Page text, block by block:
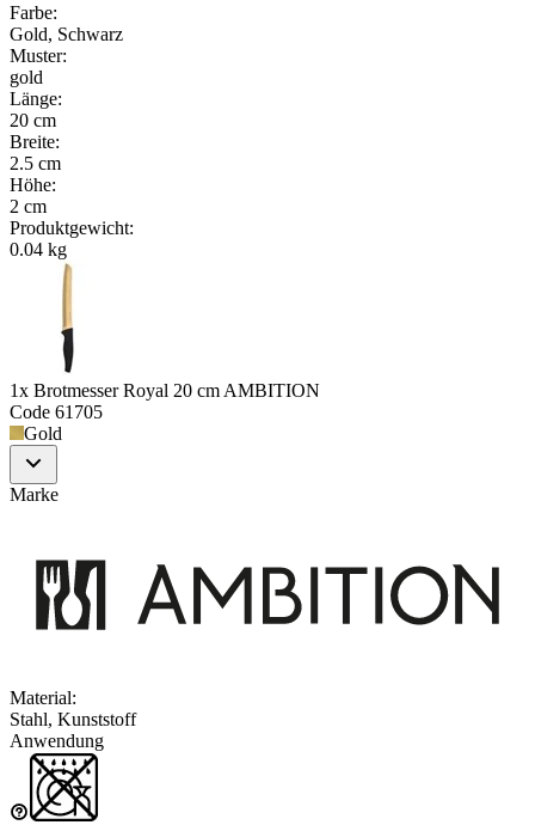
Farbe:
Gold, Schwarz
Muster:
gold
Länge:
20 cm
Breite:
2.5 cm
Höhe:
2 cm
Produktgewicht:
0.04 kg
1x Brotmesser Royal 20 cm AMBITION
Code 61705
Gold
Marke
Material:
Stahl, Kunststoff
Anwendung